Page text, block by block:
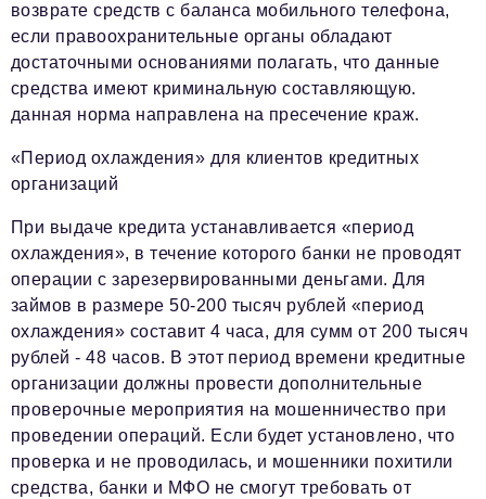
возврате средств с баланса мобильного телефона,
если правоохранительные органы обладают
достаточными основаниями полагать, что данные
средства имеют криминальную составляющую.
данная норма направлена на пресечение краж.
«Период охлаждения» для клиентов кредитных
организаций
При выдаче кредита устанавливается «период
охлаждения», в течение которого банки не проводят
операции с зарезервированными деньгами. Для
займов в размере 50-200 тысяч рублей «период
охлаждения» составит 4 часа, для сумм от 200 тысяч
рублей - 48 часов. В этот период времени кредитные
организации должны провести дополнительные
проверочные мероприятия на мошенничество при
проведении операций. Если будет установлено, что
проверка и не проводилась, и мошенники похитили
средства, банки и МФО не смогут требовать от